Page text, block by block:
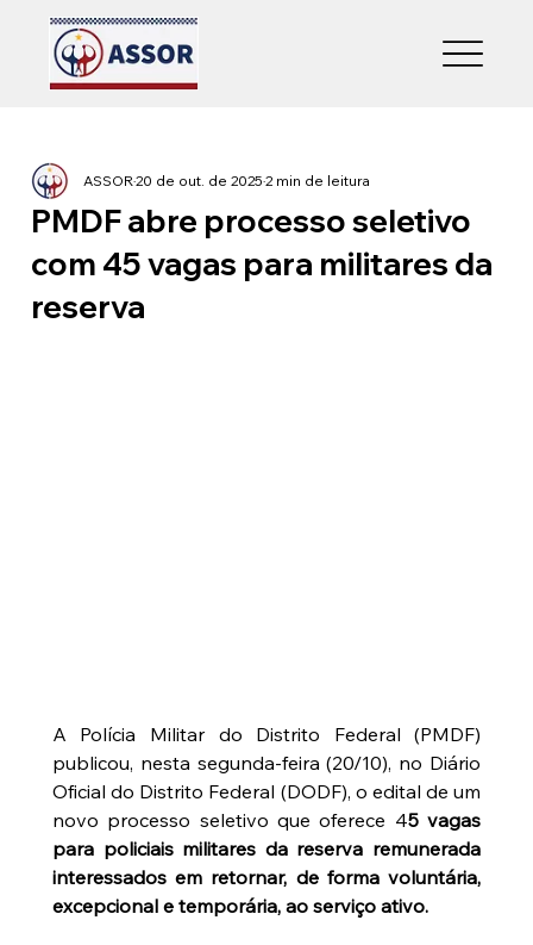
PMDF abre processo seletivo
com 45 vagas para militares da
reserva
ASSOR20 de out. de 20252 min de leitura
A Polícia Militar do Distrito Federal (PMDF)
publicou, nesta segunda-feira (20/10), no Diário
Oficial do Distrito Federal (DODF), o edital de um
novo processo seletivo que oferece 45 vagas
para policiais militares da reserva remunerada
interessados em retornar, de forma voluntária,
excepcional e temporária, ao serviço ativo.